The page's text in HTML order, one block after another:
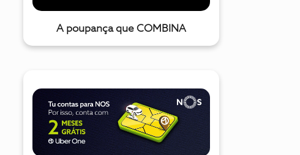
A poupança que COMBINA